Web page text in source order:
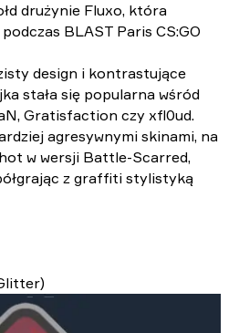
drużynie Fluxo, która
BLAST Paris CS:GO
design i kontrastujące
stała się popularna wśród
Gratisfaction czy xfl0ud.
agresywnymi skinami, na
w wersji Battle-Scarred,
z graffiti stylistyką